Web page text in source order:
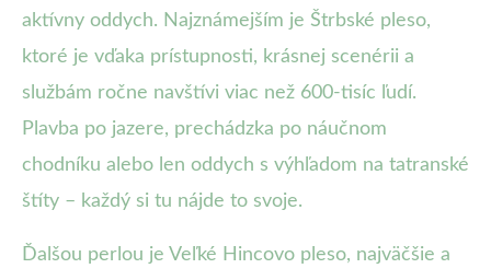
aktívny oddych. Najznámejším je Štrbské pleso,
ktoré je vďaka prístupnosti, krásnej scenérii a
službám ročne navštívi viac než 600-tisíc ľudí.
Plavba po jazere, prechádzka po náučnom
chodníku alebo len oddych s výhľadom na tatranské
štíty – každý si tu nájde to svoje.
Ďalšou perlou je Veľké Hincovo pleso, najväčšie a